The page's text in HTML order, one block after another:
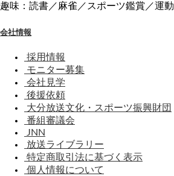
趣味：読書／麻雀／スポーツ鑑賞／運動
会社情報
採用情報
モニター募集
会社見学
後援依頼
大分放送文化・スポーツ振興財団
番組審議会
JNN
放送ライブラリー
特定商取引法に基づく表示
個人情報について